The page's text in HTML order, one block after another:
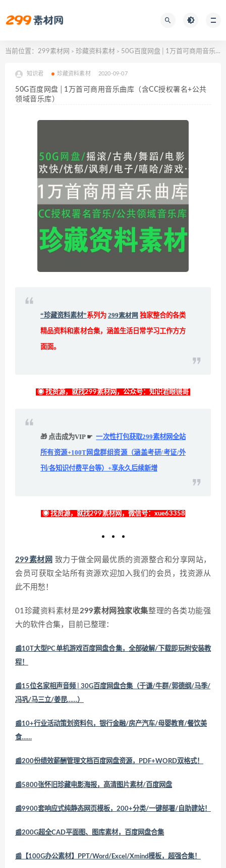
当前位置： 299素材网 > 珍藏资料素材 > 50G百度网盘│1万首可商用音乐曲库（含CC授权署名+公共领域音乐库）
知识君 珍藏资料素材 2020-09-07
50G百度网盘│1万首可商用音乐曲库（含CC授权署名+公共
领域音乐库）
“珍藏资料素材”系列为 299素材网 独家整合的各类
精品资料和素材合集，涵盖生活日常学习工作方方
面面。
◉ 找资源，就找299素材网，公众号：知识君眼镜哥
🎁 点击成为VIP ☛ 一次性打包获取299素材网全站
所有资源+100T网盘群组资源（涵盖考研/考证/外
刊/各知识付费平台等）+享永久后续新增
◉ 找资源，就找299素材网，微信号：xue63358
299素材网 致力于做全网最优质的资源整合和分享网站，
会员可获取全站所有资源欢迎加入我们的会员，找资源从
此不用愁！
01珍藏资料素材是299素材网独家收集整理的各类功能强
大的软件合集，目前已整理：
📰10T大型PC单机游戏百度网盘合集，全部破解/下载即玩附安装教
程！
📰15位名家相声音频│30G百度网盘合集（于谦/牛群/郭德纲/马季/
冯巩/马三立/姜昆……）
📰10+行业活动策划资料包，银行金融/房产汽车/母婴教育/餐饮美
食……
📰200份绩效薪酬管理文档百度网盘资源，PDF+WORD双格式！
📰5800张怀旧珍藏电影海报，高清图片素材/百度网盘
📰9900套响应式纯静态网页模板，200+分类/一键部署/自助建站！
📰200G超全CAD平面图、图库素材，百度网盘合集
📰【100G办公素材】PPT/Word/Excel/Xmind模板，超强合集！